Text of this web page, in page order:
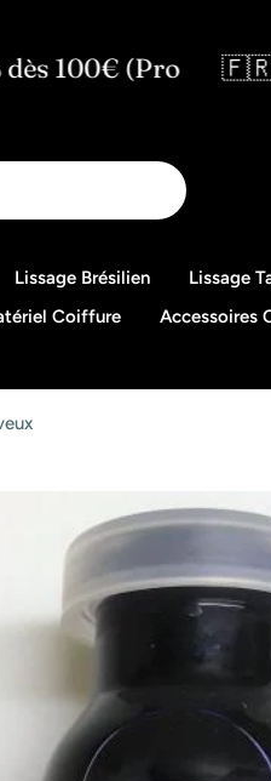
🇫🇷 Stock en
Lissage Brésilien Lissage
Coiffure Accessoires